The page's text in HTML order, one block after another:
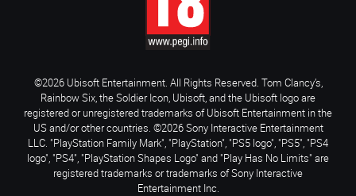
©2026 Ubisoft Entertainment. All Rights Reserved. Tom Clancy’s,
Rainbow Six, the Soldier Icon, Ubisoft, and the Ubisoft logo are
registered or unregistered trademarks of Ubisoft Entertainment in the
US and/or other countries. ©2026 Sony Interactive Entertainment
LLC. "PlayStation Family Mark", "PlayStation", "PS5 logo", "PS5", "PS4
logo", "PS4", "PlayStation Shapes Logo" and "Play Has No Limits" are
registered trademarks or trademarks of Sony Interactive
Entertainment Inc.